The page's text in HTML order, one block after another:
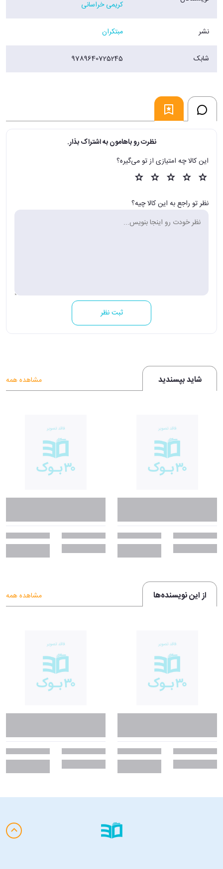
کریمی خراسانی
نشر مبتکران
شابک 9789640725245
نظرت رو باهامون به اشتراک بذار.
این کالا چه امتیازی از تو می‌گیره؟
نظر تو راجع به این کالا چیه؟
ثبت نظر
شاید بپسندید مشاهده همه
از این نویسنده‌ها مشاهده همه